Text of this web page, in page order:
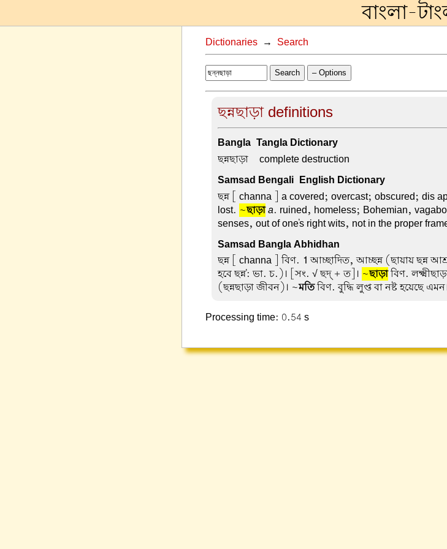
বাংলা-
Dictionaries→ Search
Search – Options
ছন্নছাড়া definitions
Bangla-Tangla Dictionary
ছন্নছাড়া – complete destruction
Samsad Bengali-English Dictionary
ছন্ন[ channa ] a covered; overcast; obscured; dis
lost. ~ছাড়া a. ruined, homeless; Bohemian,
senses, out of one's right wits, not in the proper
Samsad Bangla Abhidhan
ছন্ন[ channa ] বিণ. 1 আচ্ছাদিত, আচ্ছন্ন (ছায়ায় ছন্ন
হবে ছন্ন': ভা. চ.)। [সং. √ ছদ্ + ত]। ~ছাড়াবিণ.
(ছন্নছাড়া জীবন)। ~মতিবিণ. বুদ্ধি লুপ্ত বা নষ্ট হয়েছে
Processing time: 0.54 s